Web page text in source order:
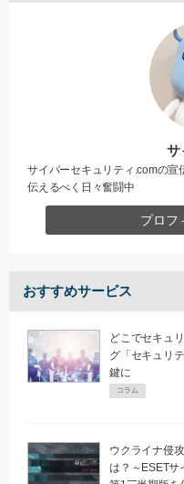
サイバーセキュリティ.comの宣
伝えるべく日々奮闘中
プロフ
おすすめサービス
どこでセキュ
グ「セキュリ
鍵に
コラム
ウクライナ侵
は？～ESETサ